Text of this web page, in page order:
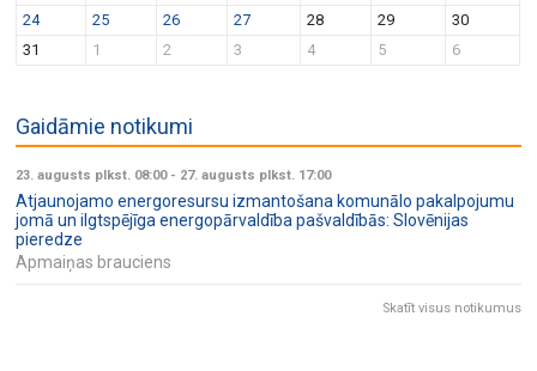
24
25 26 27 28 29
30
31
1 2 3 4 5 6
Gaidāmie notikumi
23. augusts plkst. 08:00- 27. augusts plkst. 17:00
Atjaunojamo energoresursu izmantošana komunālo pakalpojumu
jomā un ilgtspējīga energopārvaldība pašvaldībās: Slovēnijas
pieredze
Apmaiņas brauciens
Skatīt visus notikumus